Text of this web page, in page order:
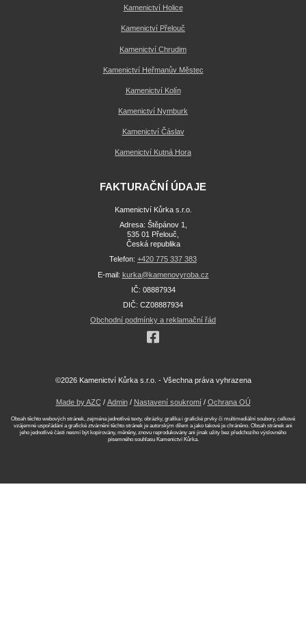
Kamenictví Holice
Kamenictví Přelouč
Kamenictví Chrudim
Kamenictví Heřmanův Městec
Kamenictví Kolín
Kamenictví Nymburk
Kamenictví Čáslav
Kamenictví Kutná Hora
FAKTURAČNÍ ÚDAJE
Kamenictví Kůrka s.r.o.
Adresa: Štěpánov 1,
535 01 Přelouč,
Česká republika
Telefon: +420 775 337 383
E-mail: kurka@kamenovyroba.cz
IČ: 08887934
DIČ: CZ08887934
Obchodní podmínky a reklamační řád
©2026 Kamenictví Kůrka s.r.o. - Všechna práva vyhrazena
Made by AZC/ Admin/ Nastavení soukromí/ Ochrana OÚ
Obsah těchto webových stránek, zejména jednotlivé texty, obrázky, grafika i grafické prvky či multimediální soubory, celkové
vzájemné uspořádání a grafické ztvárnění těchto stránek je autorským dílem a jako takové je chráněno. Obsah stránek ani
jeho jednotlivé části nesmí být kopírovány, měněny, znovu reprodukovány ani jinak užity bez předchozího výslovného
písemného souhlasu Kamenictví Kůrka.